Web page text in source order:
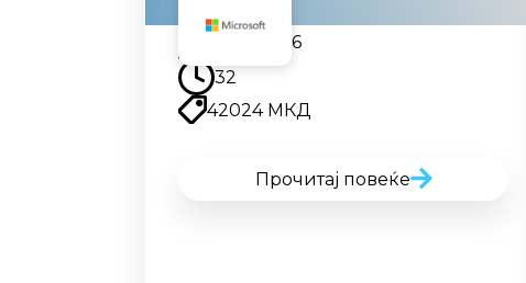
17.08.2026
32
42024 МКД
Прочитај повеќе